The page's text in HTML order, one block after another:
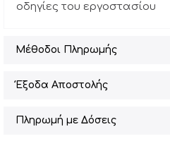
οδηγίες του εργοστασίου
Μέθοδοι Πληρωμής
Έξοδα Αποστολής
Πληρωμή με Δόσεις